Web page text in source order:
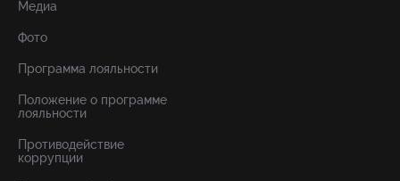
Медиа
Фото
Программа лояльности
Положение о программе
лояльности
Противодействие
коррупции